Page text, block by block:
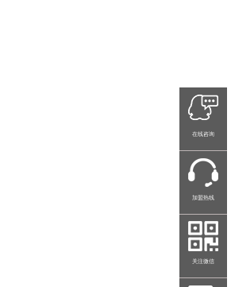
在线咨询
加盟热线
关注微信